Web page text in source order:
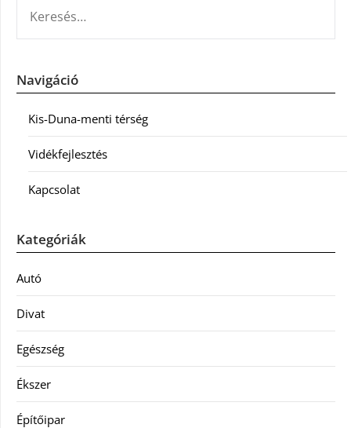
Navigáció
Kis-Duna-menti térség
Vidékfejlesztés
Kapcsolat
Kategóriák
Autó
Divat
Egészség
Ékszer
Építőipar